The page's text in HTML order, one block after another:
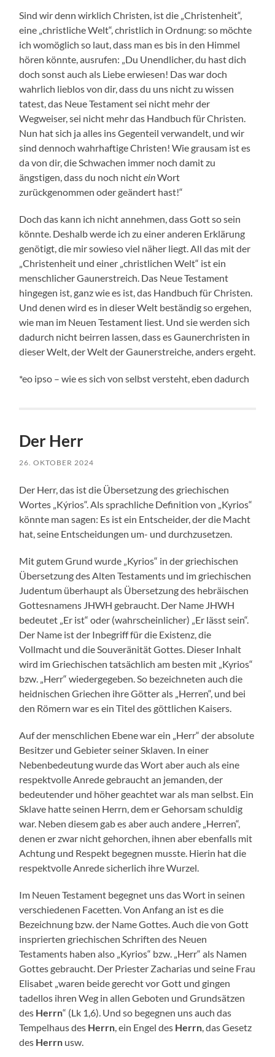
Sind wir denn wirklich Christen, ist die „Christenheit“,
eine „christliche Welt“, christlich in Ordnung: so möchte
ich womöglich so laut, dass man es bis in den Himmel
hören könnte, ausrufen: „Du Unendlicher, du hast dich
doch sonst auch als Liebe erwiesen! Das war doch
wahrlich lieblos von dir, dass du uns nicht zu wissen
tatest, das Neue Testament sei nicht mehr der
Wegweiser, sei nicht mehr das Handbuch für Christen.
Nun hat sich ja alles ins Gegenteil verwandelt, und wir
sind dennoch wahrhaftige Christen! Wie grausam ist es
da von dir, die Schwachen immer noch damit zu
ängstigen, dass du noch nichteinWort
zurückgenommen oder geändert hast!“
Doch das kann ich nicht annehmen, dass Gott so sein
könnte. Deshalb werde ich zu einer anderen Erklärung
genötigt, die mir sowieso viel näher liegt. All das mit der
„Christenheit und einer „christlichen Welt“ ist ein
menschlicher Gaunerstreich. Das Neue Testament
hingegen ist, ganz wie es ist, das Handbuch für Christen.
Und denen wird es in dieser Welt beständig so ergehen,
wie man im Neuen Testament liest. Und sie werden sich
dadurch nicht beirren lassen, dass es Gaunerchristen in
dieser Welt, der Welt der Gaunerstreiche, anders ergeht.
*eo ipso – wie es sich von selbst versteht, eben dadurch
Der Herr
26. OKTOBER 2024
Der Herr, das ist die Übersetzung des griechischen
Wortes „Kýrios“. Als sprachliche Definition von „Kyrios“
könnte man sagen: Es ist ein Entscheider, der die Macht
hat, seine Entscheidungen um- und durchzusetzen.
Mit gutem Grund wurde „Kyrios“ in der griechischen
Übersetzung des Alten Testaments und im griechischen
Judentum überhaupt als Übersetzung des hebräischen
Gottesnamens JHWH gebraucht. Der Name JHWH
bedeutet „Er ist“ oder (wahrscheinlicher) „Er lässt sein“.
Der Name ist der Inbegriff für die Existenz, die
Vollmacht und die Souveränität Gottes. Dieser Inhalt
wird im Griechischen tatsächlich am besten mit „Kyrios“
bzw. „Herr“ wiedergegeben. So bezeichneten auch die
heidnischen Griechen ihre Götter als „Herren“, und bei
den Römern war es ein Titel des göttlichen Kaisers.
Auf der menschlichen Ebene war ein „Herr“ der absolute
Besitzer und Gebieter seiner Sklaven. In einer
Nebenbedeutung wurde das Wort aber auch als eine
respektvolle Anrede gebraucht an jemanden, der
bedeutender und höher geachtet war als man selbst. Ein
Sklave hatte seinen Herrn, dem er Gehorsam schuldig
war. Neben diesem gab es aber auch andere „Herren“,
denen er zwar nicht gehorchen, ihnen aber ebenfalls mit
Achtung und Respekt begegnen musste. Hierin hat die
respektvolle Anrede sicherlich ihre Wurzel.
Im Neuen Testament begegnet uns das Wort in seinen
verschiedenen Facetten. Von Anfang an ist es die
Bezeichnung bzw. der Name Gottes. Auch die von Gott
insprierten griechischen Schriften des Neuen
Testaments haben also „Kyrios“ bzw. „Herr“ als Namen
Gottes gebraucht. Der Priester Zacharias und seine Frau
Elisabet „waren beide gerecht vor Gott und gingen
tadellos ihren Weg in allen Geboten und Grundsätzen
des Herrn“ (Lk 1,6). Und so begegnen uns auch das
Tempelhaus des Herrn, ein Engel des Herrn, das Gesetz
des Herrn usw.